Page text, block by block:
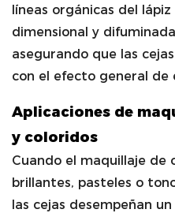
líneas orgánicas del
dimensional y
asegurando que las
con el efecto general de
Aplicaciones de
y coloridos
Cuando el maquillaje de
brillantes, pasteles o
las cejas desempeñan